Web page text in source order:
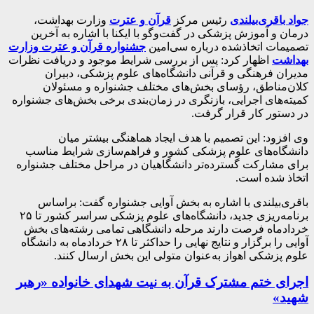
جواد باقری‌بیلندی رئیس مرکز قرآن و عترت وزارت بهداشت،
درمان و آموزش پزشکی در گفت‌و‌گو با ایکنا با اشاره به آخرین
تصمیمات اتخاذشده درباره سی‌امین جشنواره قرآن و عترت وزارت
بهداشت اظهار کرد: پس از بررسی شرایط موجود و دریافت نظرات
مدیران فرهنگی و قرآنی دانشگاه‌های علوم پزشکی، دبیران
کلان‌مناطق، رؤسای بخش‌های مختلف جشنواره و مسئولان
کمیته‌های اجرایی، بازنگری در زمان‌بندی برخی بخش‌های جشنواره
در دستور کار قرار گرفت.
وی افزود: این تصمیم با هدف ایجاد هماهنگی بیشتر میان
دانشگاه‌های علوم پزشکی کشور و فراهم‌سازی شرایط مناسب
برای مشارکت گسترده‌تر دانشگاهیان در مراحل مختلف جشنواره
اتخاذ شده است.
باقری‌بیلندی با اشاره به بخش آوایی جشنواره گفت: براساس
برنامه‌ریزی جدید، دانشگاه‌های علوم پزشکی سراسر کشور تا ۲۵
خردادماه فرصت دارند مرحله دانشگاهی تمامی رشته‌های بخش
آوایی را برگزار و نتایج نهایی را حداکثر تا ۲۸ خردادماه به دانشگاه
علوم پزشکی اهواز به‌عنوان متولی این بخش ارسال کنند.
اجرای ختم مشترک قرآن به نیت شهدای خانواده «رهبر
شهید»